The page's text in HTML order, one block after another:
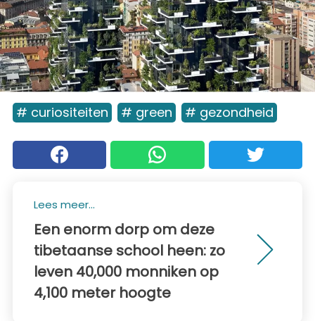
# curiositeiten # green # gezondheid
Lees meer...
Een enorm dorp om deze
tibetaanse school heen: zo
leven 40,000 monniken op
4,100 meter hoogte